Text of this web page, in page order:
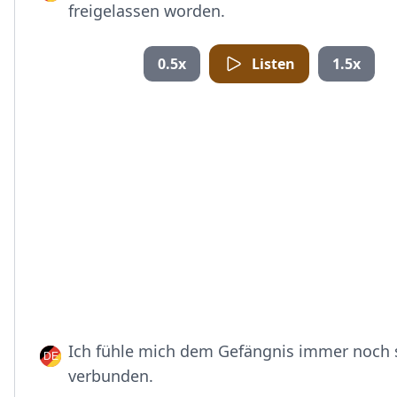
freigelassen worden.
0.5x Listen 1.5x
Ich fühle mich dem Gefängnis immer noch
verbunden.